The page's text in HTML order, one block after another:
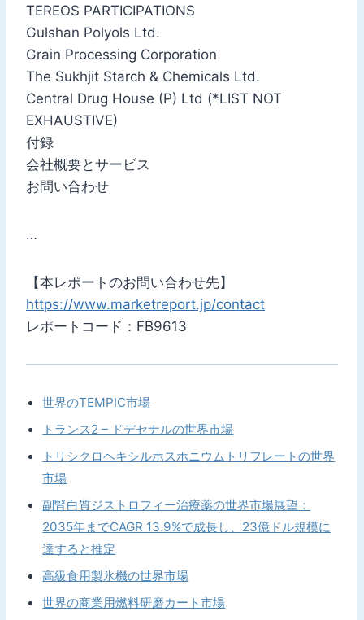
TEREOS PARTICIPATIONS
Gulshan Polyols Ltd.
Grain Processing Corporation
The Sukhjit Starch & Chemicals Ltd.
Central Drug House (P) Ltd (*LIST NOT
EXHAUSTIVE)
付録
会社概要とサービス
お問い合わせ
…
【本レポートのお問い合わせ先】
https://www.marketreport.jp/contact
レポートコード：FB9613
世界のTEMPIC市場
トランス2 – ドデセナルの世界市場
トリシクロヘキシルホスホニウムトリフレートの世界
市場
副腎白質ジストロフィー治療薬の世界市場展望：
2035年までCAGR 13.9%で成長し、23億ドル規模に
達すると推定
高級食用製氷機の世界市場
世界の商業用燃料研磨カート市場